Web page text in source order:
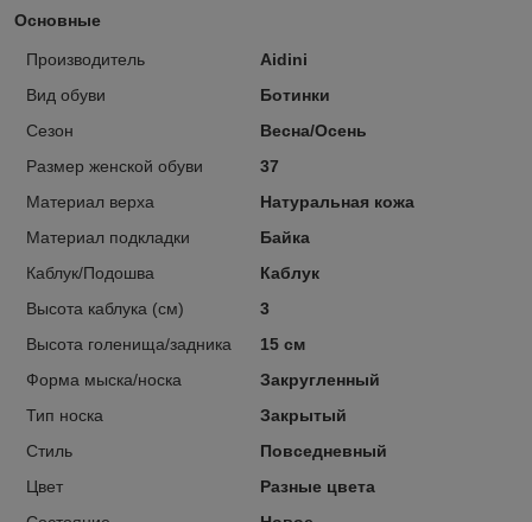
Основные
Производитель
Aidini
Вид обуви
Ботинки
Сезон
Весна/Осень
Размер женской обуви
37
Материал верха
Натуральная кожа
Материал подкладки
Байка
Каблук/Подошва
Каблук
Высота каблука (см)
3
Высота голенища/задника
15 см
Форма мыска/носка
Закругленный
Тип носка
Закрытый
Стиль
Повседневный
Цвет
Разные цвета